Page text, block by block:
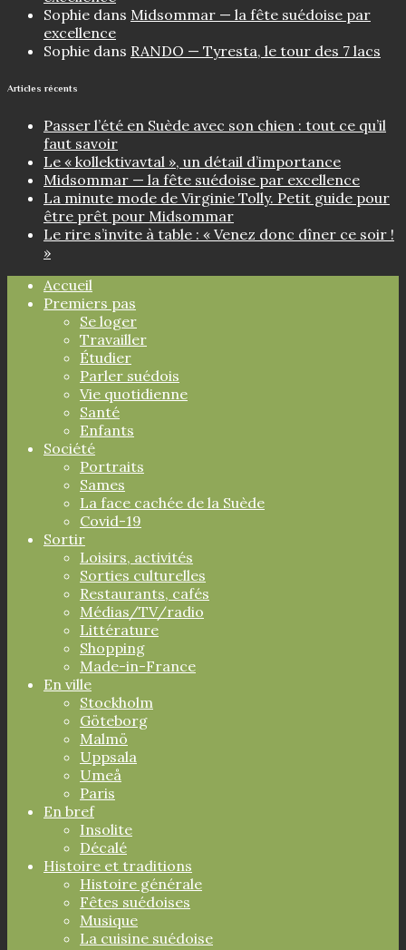
Sophie dans Midsommar — la fête suédoise par
excellence
Sophie dans RANDO — Tyresta, le tour des 7 lacs
Articles récents
Passer l’été en Suède avec son chien : tout ce qu’il
faut savoir
Le « kollektivavtal », un détail d’importance
Midsommar — la fête suédoise par excellence
La minute mode de Virginie Tolly. Petit guide pour
être prêt pour Midsommar
Le rire s’invite à table : « Venez donc dîner ce soir !
»
Accueil
Premiers pas
Se loger
Travailler
Étudier
Parler suédois
Vie quotidienne
Santé
Enfants
Société
Portraits
Sames
La face cachée de la Suède
Covid-19
Sortir
Loisirs, activités
Sorties culturelles
Restaurants, cafés
Médias/TV/radio
Littérature
Shopping
Made-in-France
En ville
Stockholm
Göteborg
Malmö
Uppsala
Umeå
Paris
En bref
Insolite
Décalé
Histoire et traditions
Histoire générale
Fêtes suédoises
Musique
La cuisine suédoise